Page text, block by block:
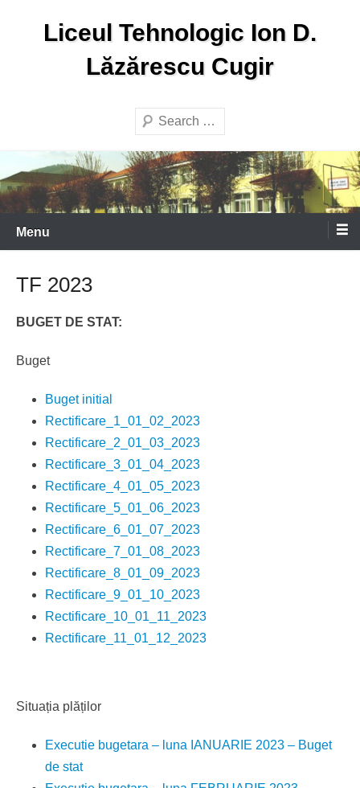
Liceul Tehnologic Ion D.
Lăzărescu Cugir
Search
Menu
TF 2023
BUGET DE STAT:
Buget
Buget initial
Rectificare_1_01_02_2023
Rectificare_2_01_03_2023
Rectificare_3_01_04_2023
Rectificare_4_01_05_2023
Rectificare_5_01_06_2023
Rectificare_6_01_07_2023
Rectificare_7_01_08_2023
Rectificare_8_01_09_2023
Rectificare_9_01_10_2023
Rectificare_10_01_11_2023
Rectificare_11_01_12_2023
Situația plăților
Executie bugetara – luna IANUARIE 2023 – Buget
de stat